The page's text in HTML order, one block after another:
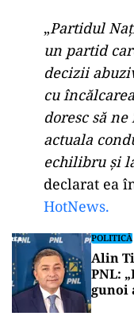
„Partidul
un partid
decizii
cu
doresc să
actuala
echilibru și
declarat ea
HotNews.
POLITICĂ
Alin
PNL:
gunoi